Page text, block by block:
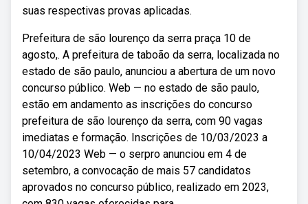
suas respectivas provas aplicadas.
Prefeitura de são lourenço da serra praça 10 de
agosto,. A prefeitura de taboão da serra, localizada no
estado de são paulo, anunciou a abertura de um novo
concurso público. Web — no estado de são paulo,
estão em andamento as inscrições do concurso
prefeitura de são lourenço da serra, com 90 vagas
imediatas e formação. Inscrições de 10/03/2023 a
10/04/2023 Web — o serpro anunciou em 4 de
setembro, a convocação de mais 57 candidatos
aprovados no concurso público, realizado em 2023,